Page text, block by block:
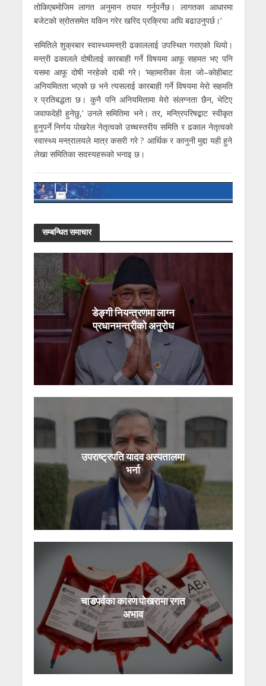
तोकिएबमोजिम लागत अनुमान तयार गर्नुपर्नेछ। लागतका आधारमा
बजेटको स्रोतसमेत यकिन गरेर खरिद प्रक्रिया अघि बढाउनुपर्छ।’
समितिले शुक्रबार स्वास्थ्यमन्त्री ढकाललाई उपस्थित गराएको थियो।
मन्त्री ढकालले दोषीलाई कारबाही गर्ने विषयमा आफू सहमत भए पनि
यसमा आफू दोषी नरहेको दाबी गरे। ‘महामारीका वेला जो–कोहीबाट
अनियमितता भएको छ भने त्यसलाई कारबाही गर्ने विषयमा मेरो सहमति
र प्रतिबद्धता छ। कुनै पनि अनियमितामा मेरो संलग्नता छैन, भेटिए
जवाफदेही हुनेछु,’ उनले समितिमा भने। तर, मन्त्रिपरिषद्बाट स्वीकृत
हुनुपर्ने निर्णय पोखरेल नेतृत्वको उच्चस्तरीय समिति र ढकाल नेतृत्वको
स्वास्थ्य मन्त्रालयले मात्र कसरी गरे ? आर्थिक र कानुनी मुद्दा यही हुने
लेखा समितिका सदस्यहरूको भनाइ छ।
सम्बन्धित समाचार
डेङ्गी नियन्त्रणमा लाग्न
प्रधानमन्त्रीको अनुरोध
उपराष्ट्रपति यादव अस्पतालमा
भर्ना
चाडपर्वका कारण पोखरामा रगत
अभाव